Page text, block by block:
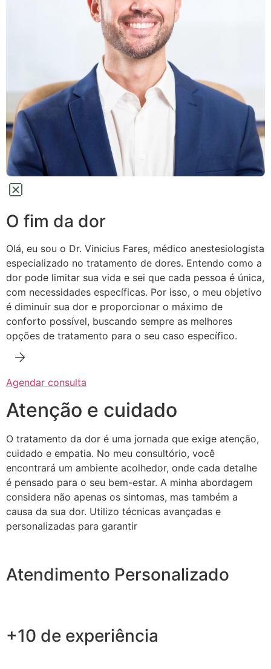
O fim da dor
Olá, eu sou o Dr. Vinicius Fares, médico anestesiologista
especializado no tratamento de dores. Entendo como a
dor pode limitar sua vida e sei que cada pessoa é única,
com necessidades específicas. Por isso, o meu objetivo
é diminuir sua dor e proporcionar o máximo de
conforto possível, buscando sempre as melhores
opções de tratamento para o seu caso específico.
Agendar consulta
Atenção e cuidado
O tratamento da dor é uma jornada que exige atenção,
cuidado e empatia. No meu consultório, você
encontrará um ambiente acolhedor, onde cada detalhe
é pensado para o seu bem-estar. A minha abordagem
considera não apenas os sintomas, mas também a
causa da sua dor. Utilizo técnicas avançadas e
personalizadas para garantir
Atendimento Personalizado
+10 de experiência